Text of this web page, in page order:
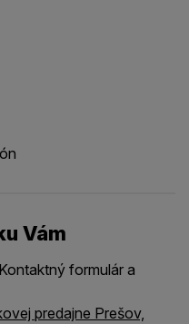
Vám
formulár a
predajne Prešov,